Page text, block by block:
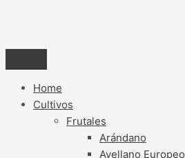
Home
Cultivos
Frutales
Arándano
Avellano Europeo